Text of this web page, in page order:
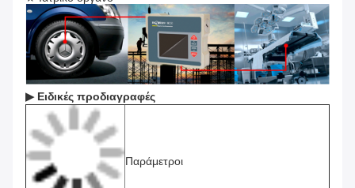
▶ Ειδικές προδιαγραφές
Παράμετροι